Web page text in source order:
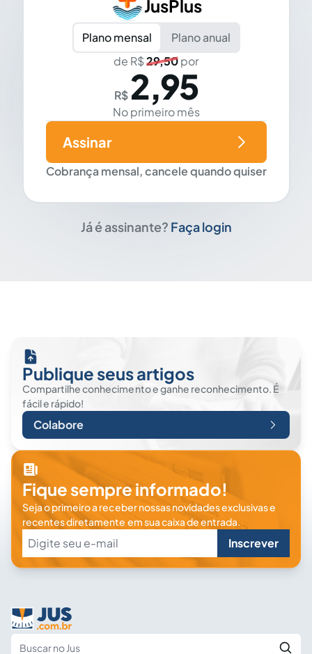
JusPlus
Plano mensal
Plano anual
de R$29,50por
R$ 2,95
No primeiro mês
Cobrança mensal, cancele quando quiser
Assinar
Já é assinante? Faça login
Publique seus artigos
Compartilhe conhecimento e ganhe reconhecimento. É
fácil e rápido!
Colabore
Fique sempre informado!
Seja o primeiro a receber nossas novidades exclusivas e
recentes diretamente em sua caixa de entrada.
Inscrever